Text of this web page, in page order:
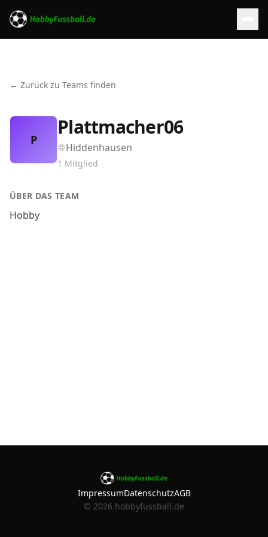
← Zurück zu Teams finden
P
Plattmacher06
Hiddenhausen
1 Mitglied
ÜBER DAS TEAM
Hobby
ImpressumDatenschutzAGB
© 2026 hobbyfussball.de